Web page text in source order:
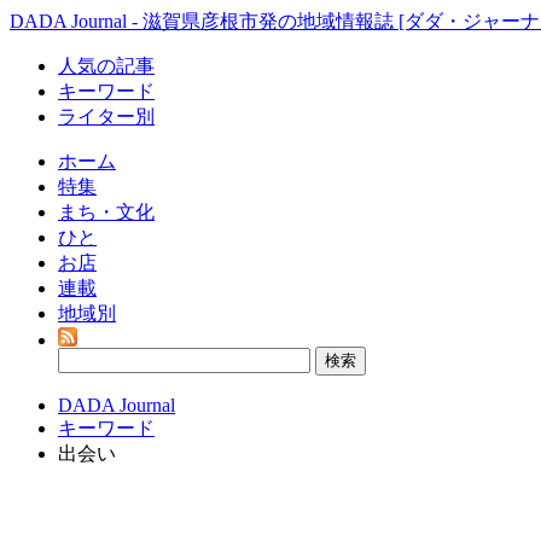
DADA Journal - 滋賀県彦根市発の地域情報誌 [ダダ・ジャー
人気の記事
キーワード
ライター別
ホーム
特集
まち・文化
ひと
お店
連載
地域別
DADA Journal
キーワード
出会い